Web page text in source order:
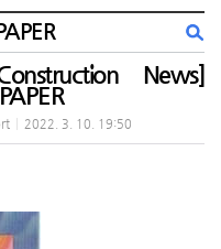
News]
2022. 3. 10. 19:50